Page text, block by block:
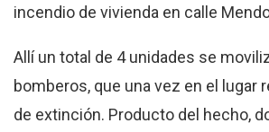
incendio de vivienda en calle
Allí un total de 4 unidades se
bomberos, que una vez en el lugar
de extinción. Producto del hecho,